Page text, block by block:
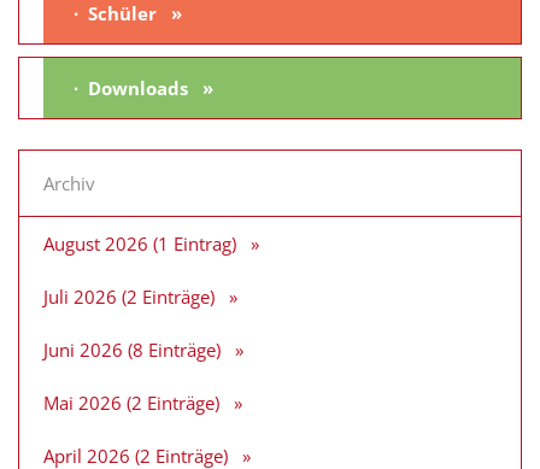
Schüler
Downloads
Archiv
August 2026 (1 Eintrag)
Juli 2026 (2 Einträge)
Juni 2026 (8 Einträge)
Mai 2026 (2 Einträge)
April 2026 (2 Einträge)